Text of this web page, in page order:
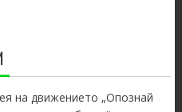
на движението „Опознай